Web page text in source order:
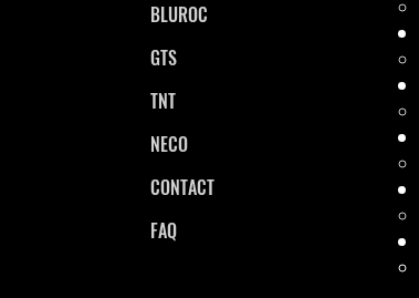
BLUROC
GTS
TNT
NECO
CONTACT
FAQ